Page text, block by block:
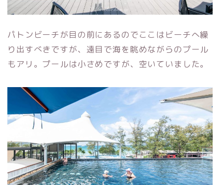
パトンビーチが目の前にあるのでここはビーチへ繰
り出すべきですが、遠目で海を眺めながらのプール
もアリ。プールは小さめですが、空いていました。